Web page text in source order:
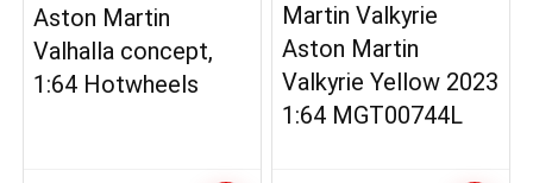
Aston Martin
Valhalla concept,
1:64 Hotwheels
Martin Valkyrie
Aston Martin
Valkyrie Yellow 2023
1:64 MGT00744L